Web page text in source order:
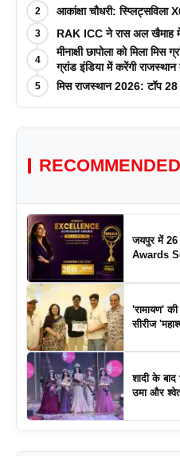
2 आकांक्षा चौधरी: स्प्लिट्सविला
3 RAK ICC ने रास अल खैमाह में
4
मीनाक्षी छापोला को मिला
ग्रांड इंडिया में करेंगी राजस्थान
5 मिस राजस्थान 2026: टॉप 28
RECOMMENDED
जयपुर में 26
Awards
'रामायण' की
सीरीज
शादी के
उमा और